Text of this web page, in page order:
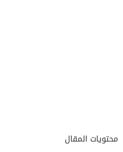
محتويات المقال